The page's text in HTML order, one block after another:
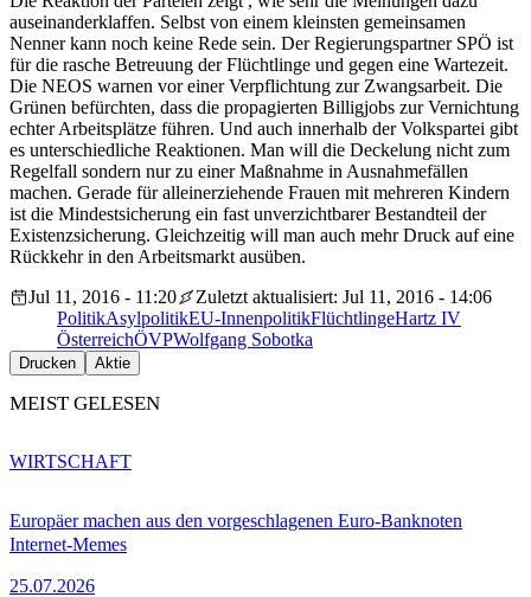
auseinanderklaffen. Selbst von einem kleinsten gemeinsamen
Nenner kann noch keine Rede sein. Der Regierungspartner SPÖ ist
für die rasche Betreuung der Flüchtlinge und gegen eine Wartezeit.
Die NEOS warnen vor einer Verpflichtung zur Zwangsarbeit. Die
Grünen befürchten, dass die propagierten Billigjobs zur Vernichtung
echter Arbeitsplätze führen. Und auch innerhalb der Volkspartei gibt
es unterschiedliche Reaktionen. Man will die Deckelung nicht zum
Regelfall sondern nur zu einer Maßnahme in Ausnahmefällen
machen. Gerade für alleinerziehende Frauen mit mehreren Kindern
ist die Mindestsicherung ein fast unverzichtbarer Bestandteil der
Existenzsicherung. Gleichzeitig will man auch mehr Druck auf eine
Rückkehr in den Arbeitsmarkt ausüben.
Jul 11, 2016 - 11:20
Zuletzt aktualisiert: Jul 11, 2016 - 14:06
PolitikAsylpolitikEU-InnenpolitikFlüchtlingeHartz IV
ÖsterreichÖVPWolfgang Sobotka
Drucken Aktie
MEIST GELESEN
Europäer machen aus den vorgeschlagenen Euro-Banknoten
Internet-Memes
25.07.2026
WIRTSCHAFT